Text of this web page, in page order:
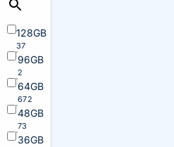
128GB
37
96GB
2
64GB
672
48GB
73
36GB